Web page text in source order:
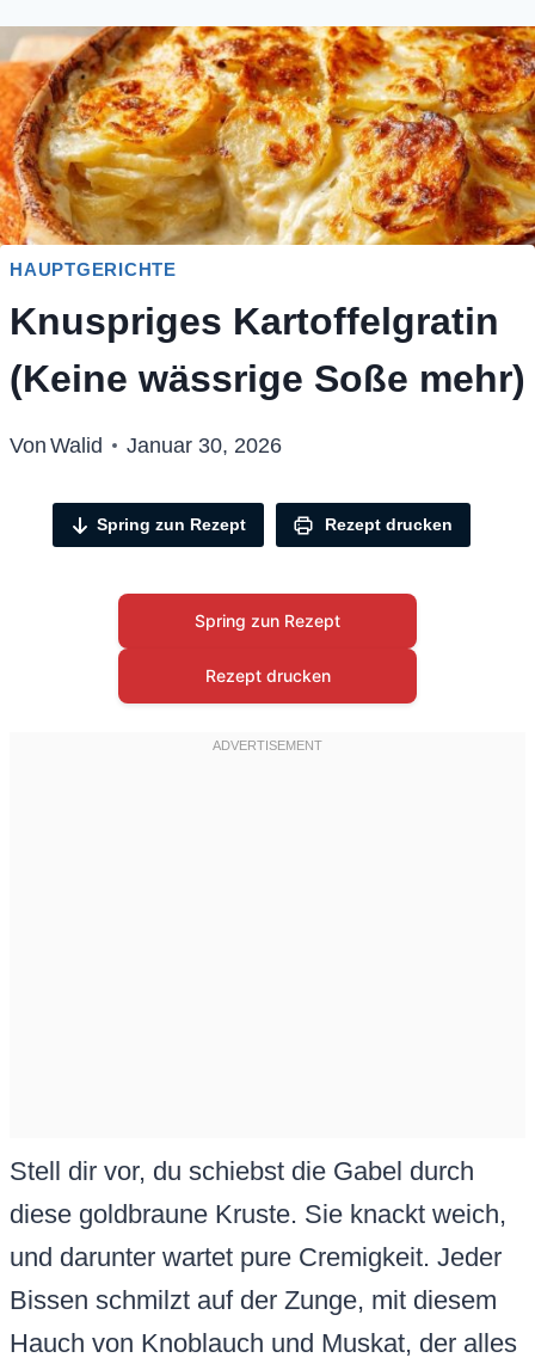
HAUPTGERICHTE
Knuspriges Kartoffelgratin
(Keine wässrige Soße mehr)
Von Walid Januar 30, 2026
Spring zun Rezept Rezept drucken
Spring zun Rezept
Rezept drucken
Stell dir vor, du schiebst die Gabel durch
diese goldbraune Kruste. Sie knackt weich,
und darunter wartet pure Cremigkeit. Jeder
Bissen schmilzt auf der Zunge, mit diesem
Hauch von Knoblauch und Muskat, der alles